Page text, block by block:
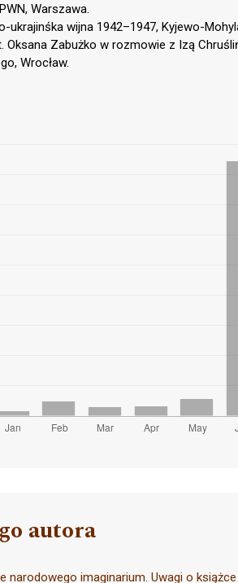
Warszawa.
ukrajinśka wijna 1942–1947, Kyjewo-
Oksana Zabużko w rozmowie z Izą
Wrocław.
autora
narodowego imaginarium. Uwagi o